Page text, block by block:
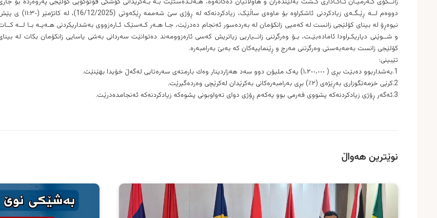
دووه‌م لــە ڕێـگـەی زیادكردنی ئاشكراوە بۆ ماوەی ساڵێک، زیادکردنەکە لە ڕۆژی سێ شه‌ممه‌ ڕێكه‌وتی (16/12/2025)، لە
نیوه‌ڕۆ لە بینای كۆلێجی زانست لە كەمپی زانكۆمان لە بەردەسور ئەنجام دەدرێت، جـا هـەر كـەسێک ئـارەزووی بەشداریكردنی هـەیـە بـا لــە
و شــوێنی دیاریكـراودا ئامادەبێـت، بـۆ وەرگرتنی زانــیاریی زیاتریش کەسی ئارەزوومەند دەتوانێت سەردانی بەشی یاسایی زانكۆمان بکات لە
كۆلێجی زانست بەمەبەستی وەرگرتنی مەرج و ڕێنماییەكان کە بەبێ بەرامبەرە.
تێبینی:
1.بەشداربوو دەبێت بڕی ( ١،٢٠٠،٠٠٠) یەک ملیۆن دوو سەد هەزاردینار وەك بارمتەی سەرەتایی لەگەڵ خۆیدا بهێنێت.
2.کرێی خزمەتگوزاری بەڕێژەی (٢٪) بڕی بەرامبەرەکانی بەکرێدان لەکرێچی وەردەگیرێت.
3.ئەگەر ڕۆژی زیادكردنەكە پشووی فەرمی بوو یەكەم ڕۆژی دوای تەواوبونی پشوەكە زیادكردنەكە ئەنجامدەدرێت.
نوێترین هەواڵ